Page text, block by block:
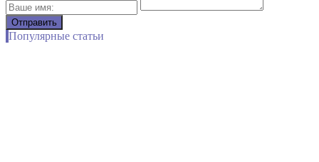
Популярные статьи